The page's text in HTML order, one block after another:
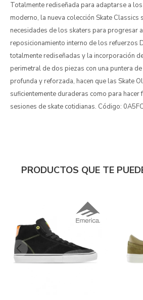
Totalmente rediseñada para adaptarse a
moderno, la nueva colección Skate Classics
necesidades de los skaters para progresar
reposicionamiento interno de los refuerzos
totalmente rediseñadas y la incorporación
perimetral de dos piezas con una puntera
profunda y reforzada, hacen que las Skate
suficientemente duraderas como para hacer
sesiones de skate cotidianas. Código:
PRODUCTOS QUE TE